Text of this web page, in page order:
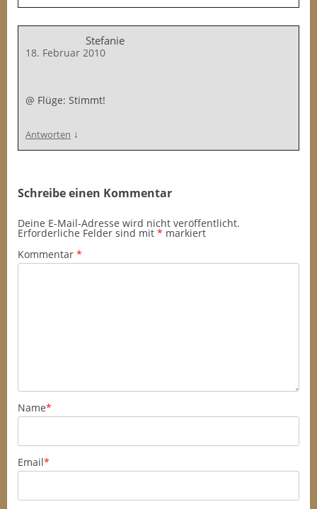
Stefanie
18. Februar 2010
@ Flüge: Stimmt!
Antworten ↓
Schreibe einen Kommentar
Deine E-Mail-Adresse wird nicht veröffentlicht.
Erforderliche Felder sind mit * markiert
Kommentar *
Name*
Email*